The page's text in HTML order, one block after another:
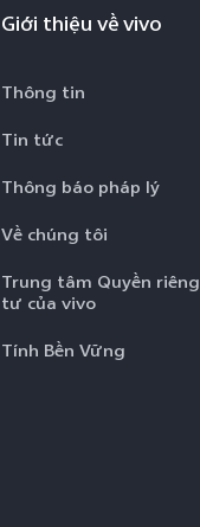
Giới thiệu về vivo
Thông tin
Tin tức
Thông báo pháp lý
Về chúng tôi
Trung tâm Quyền riêng
tư của vivo
Tính Bền Vững